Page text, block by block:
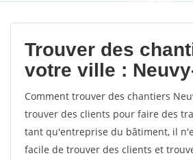
votes
Trouver des
votre ville :
Comment trouver des chantiers
trouver des clients pour faire des
tant qu'entreprise du bâtiment, il
facile de trouver des clients et